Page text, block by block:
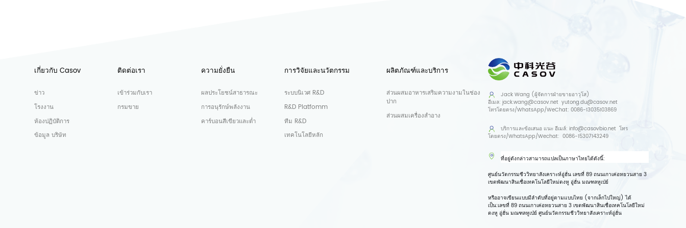
เกี่ยวกับ Casov
ข่าว
โรงงาน
ห้องปฏิบัติการ
ข้อมูล บริษัท
ติดต่อเรา
เข้าร่วมกับเรา
กรมขาย
ความยั่งยืน
ผลประโยชน์สาธารณะ
การอนุรักษ์พลังงาน
คาร์บอนสีเขียวและต่ำ
การวิจัยและนวัตกรรม
ระบบนิเวศ R&D
R&D Platfomm
ทีม R&D
เทคโนโลยีหลัก
ผลิตภัณฑ์และบริการ
ส่วนผสมอาหารเสริมความงามในช่อง
ปาก
ส่วนผสมเครื่องสำอาง
Jack Wang (ผู้จัดการฝ่ายขายอาวุโส)
อีเมล:jack.wang@casov.net yutong.du@casov.net
โทรโดยตรง/WhatsApp/WeChat:0086-13035103869
บริการและข้อเสนอ แนะ อีเมล์:info@casovbio.net โทร
โดยตรง/WhatsApp/Wechat:0086-15307143249
ที่อยู่ดังกล่าวสามารถแปลเป็นภาษาไทยได้ดังนี้:
ศูนย์นวัตกรรมชีววิทยาสังเคราะห์อู่ฮั่น เลขที่ 89 ถนนเกาเค่อหยวนสาย 3
เขตพัฒนาสินเชื่อเทคโนโลยีใหม่ตงหู อู่ฮั่น มณฑลหูเป่ย์
หรืออาจเขียนแบบมีลำดับที่อยู่ตามแบบไทย (จากเล็กไปใหญ่) ได้
เป็น:เลขที่ 89 ถนนเกาเค่อหยวนสาย 3 เขตพัฒนาสินเชื่อเทคโนโลยีใหม่
ตงหู อู่ฮั่น มณฑลหูเป่ย์ ศูนย์นวัตกรรมชีววิทยาสังเคราะห์อู่ฮั่น